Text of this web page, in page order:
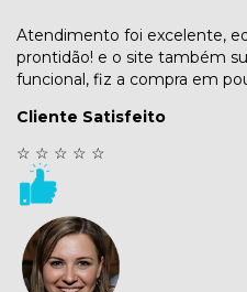
Atendimento foi excelente,
prontidão! e o site também
funcional, fiz a compra em
Cliente Satisfeito
☆ ☆ ☆ ☆ ☆